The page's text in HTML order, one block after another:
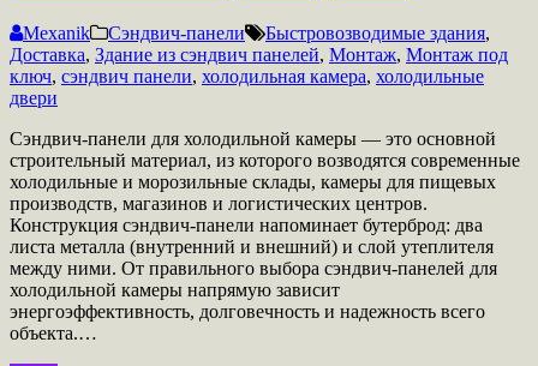
Mexanik Сэндвич-панели Быстровозводимые здания,
Доставка, Здание из сэндвич панелей, Монтаж, Монтаж под
ключ, сэндвич панели, холодильная камера, холодильные
двери
Сэндвич-панели для холодильной камеры — это основной
строительный материал, из которого возводятся современные
холодильные и морозильные склады, камеры для пищевых
производств, магазинов и логистических центров.
Конструкция сэндвич-панели напоминает бутерброд: два
листа металла (внутренний и внешний) и слой утеплителя
между ними. От правильного выбора сэндвич-панелей для
холодильной камеры напрямую зависит
энергоэффективность, долговечность и надежность всего
объекта.…